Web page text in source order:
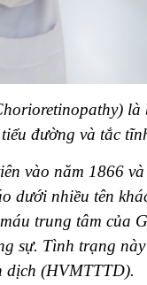
là
đường và tắc
vào năm 1866
dưới nhiều tên
trung tâm của
sự. Tình trạng
dịch (HVMTTTD).